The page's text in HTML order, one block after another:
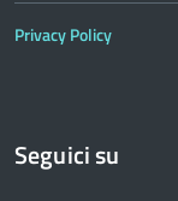
Privacy Policy
Seguici su